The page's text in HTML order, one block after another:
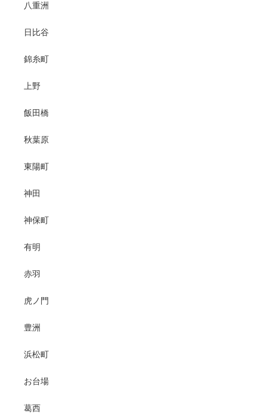
八重洲
日比谷
錦糸町
上野
飯田橋
秋葉原
東陽町
神田
神保町
有明
赤羽
虎ノ門
豊洲
浜松町
お台場
葛西